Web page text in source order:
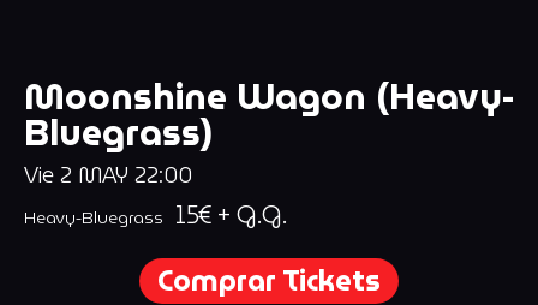
Moonshine Wagon (Heavy-
Bluegrass)
Vie2 MAY 22:00
Heavy-Bluegrass 15€ + G.G.
Comprar Tickets